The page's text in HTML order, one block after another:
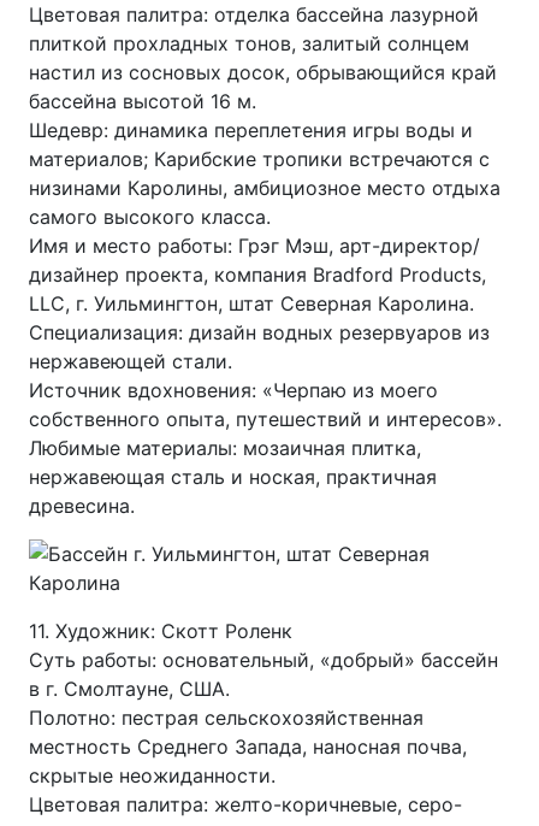
Цветовая палитра: отделка бассейна лазурной
плиткой прохладных тонов, залитый солнцем
настил из сосновых досок, обрывающийся край
бассейна высотой 16 м.
Шедевр: динамика переплетения игры воды и
материалов; Карибские тропики встречаются с
низинами Каролины, амбициозное место отдыха
самого высокого класса.
Имя и место работы: Грэг Мэш, арт-директор/
дизайнер проекта, компания Bradford Products,
LLC, г. Уильмингтон, штат Северная Каролина.
Специализация: дизайн водных резервуаров из
нержавеющей стали.
Источник вдохновения: «Черпаю из моего
собственного опыта, путешествий и интересов».
Любимые материалы: мозаичная плитка,
нержавеющая сталь и ноская, практичная
древесина.
11. Художник: Скотт Роленк
Суть работы: основательный, «добрый» бассейн
в г. Смолтауне, США.
Полотно: пестрая сельскохозяйственная
местность Среднего Запада, наносная почва,
скрытые неожиданности.
Цветовая палитра: желто-коричневые, серо-